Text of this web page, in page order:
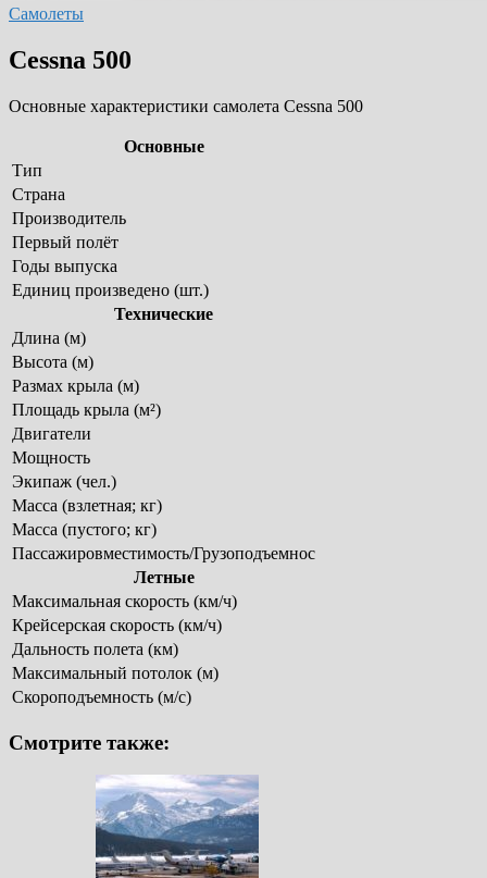
Самолеты
Cessna 500
Основные характеристики самолета Cessna 500
Основные
Тип
Страна
Производитель
Первый полёт
Годы выпуска
Единиц произведено (шт.)
Технические
Длина (м)
Высота (м)
Размах крыла (м)
Площадь крыла (м²)
Двигатели
Мощность
Экипаж (чел.)
Масса (взлетная; кг)
Масса (пустого; кг)
Пассажировместимость/Грузоподъемнос
Летные
Максимальная скорость (км/ч)
Крейсерская скорость (км/ч)
Дальность полета (км)
Максимальный потолок (м)
Скороподъемность (м/c)
Смотрите также: